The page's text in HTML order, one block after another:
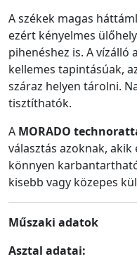
A székek magas
ezért kényelmes
pihenéshez is. A
kellemes tapintásúak,
száraz helyen tárolni.
tisztíthatók.
A MORADO
választás azoknak,
könnyen
kisebb vagy közepes
Műszaki adatok
Asztal adatai: